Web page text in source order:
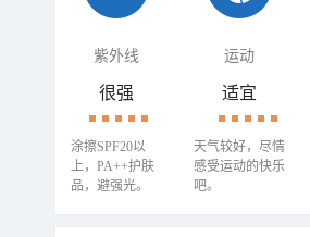
紫外线 运动
很强
涂擦SPF20以
上，PA++护肤
品，避强光。
适宜
天气较好，尽情
感受运动的快乐
吧。